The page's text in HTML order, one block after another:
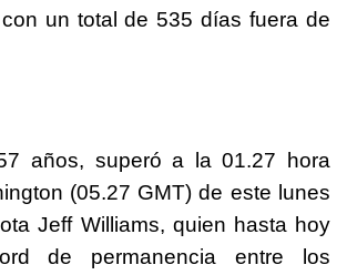
un total de 535 días fuera de
años, superó a la 01.27 hora
(05.27 GMT) de este lunes
Jeff Williams, quien hasta hoy
de permanencia entre los